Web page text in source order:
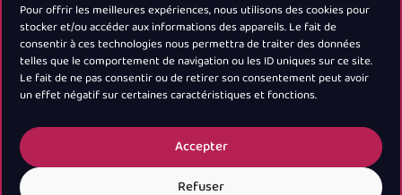
Pour offrir les meilleures expériences, nous utilisons des cookies pour
stocker et/ou accéder aux informations des appareils. Le fait de
consentir à ces technologies nous permettra de traiter des données
telles que le comportement de navigation ou les ID uniques sur ce site.
Le fait de ne pas consentir ou de retirer son consentement peut avoir
un effet négatif sur certaines caractéristiques et fonctions.
Accepter
Refuser
Navigation
Newsletter